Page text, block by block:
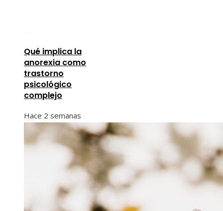
Qué implica la
anorexia como
trastorno
psicológico
complejo
Hace 2 semanas